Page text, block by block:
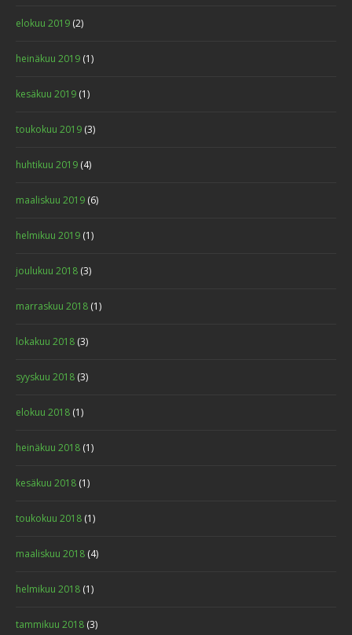
elokuu 2019 (2)
heinäkuu 2019 (1)
kesäkuu 2019 (1)
toukokuu 2019 (3)
huhtikuu 2019 (4)
maaliskuu 2019 (6)
helmikuu 2019 (1)
joulukuu 2018 (3)
marraskuu 2018 (1)
lokakuu 2018 (3)
syyskuu 2018 (3)
elokuu 2018 (1)
heinäkuu 2018 (1)
kesäkuu 2018 (1)
toukokuu 2018 (1)
maaliskuu 2018 (4)
helmikuu 2018 (1)
tammikuu 2018 (3)